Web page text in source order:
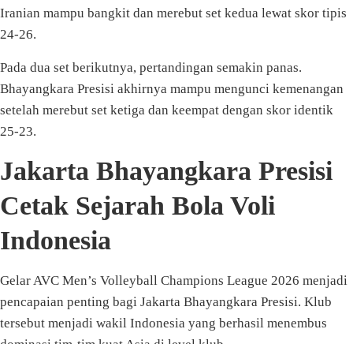
Iranian mampu bangkit dan merebut set kedua lewat skor tipis
24-26.
Pada dua set berikutnya, pertandingan semakin panas.
Bhayangkara Presisi akhirnya mampu mengunci kemenangan
setelah merebut set ketiga dan keempat dengan skor identik
25-23.
Jakarta Bhayangkara Presisi
Cetak Sejarah Bola Voli
Indonesia
Gelar AVC Men’s Volleyball Champions League 2026 menjadi
pencapaian penting bagi Jakarta Bhayangkara Presisi. Klub
tersebut menjadi wakil Indonesia yang berhasil menembus